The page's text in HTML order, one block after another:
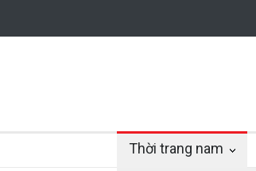
Thời trang nam